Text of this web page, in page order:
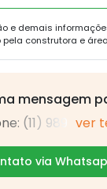
e demais
construtora e
mensagem
(11) 989
ver
via